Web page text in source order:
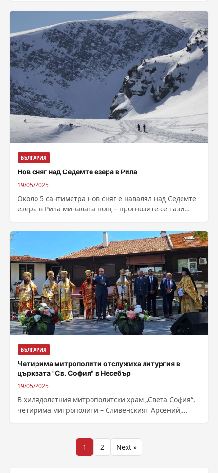
БЪЛГАРИЯ
Нов сняг над Седемте езера в Рила
19/05/2025
Около 5 сантимeтра нов сняг е навалял над Седемте
езера в Рила миналата нощ – прогнозите се тази
БЪЛГАРИЯ
Четирима митрополити отслужиха литургия в
църквата "Св. София" в Несебър
19/05/2025
В хилядолетния митрополитски храм „Света София“,
четирима митрополити – Сливенският Арсений,
1 2 Next »